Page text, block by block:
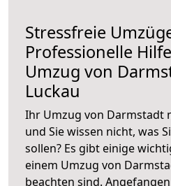
Stressfreie
Professionelle
Umzug von
Luckau
Ihr Umzug von Darmstadt
und Sie wissen nicht, was
sollen? Es gibt einige
einem Umzug von
beachten sind.